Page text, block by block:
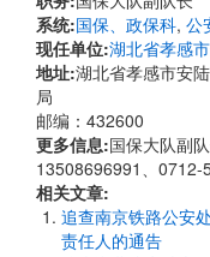
系统:国保、政保科, 公
现任单位:湖北省孝感
地址:湖北省孝感市安
局
邮编：432600
更多信息:国保大队副
13508696991、
相关文章:
追查南京铁路公安
责任人的通告